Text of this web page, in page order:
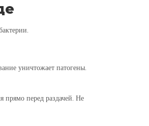
уничтожает патогены.
прямо перед раздачей. Не